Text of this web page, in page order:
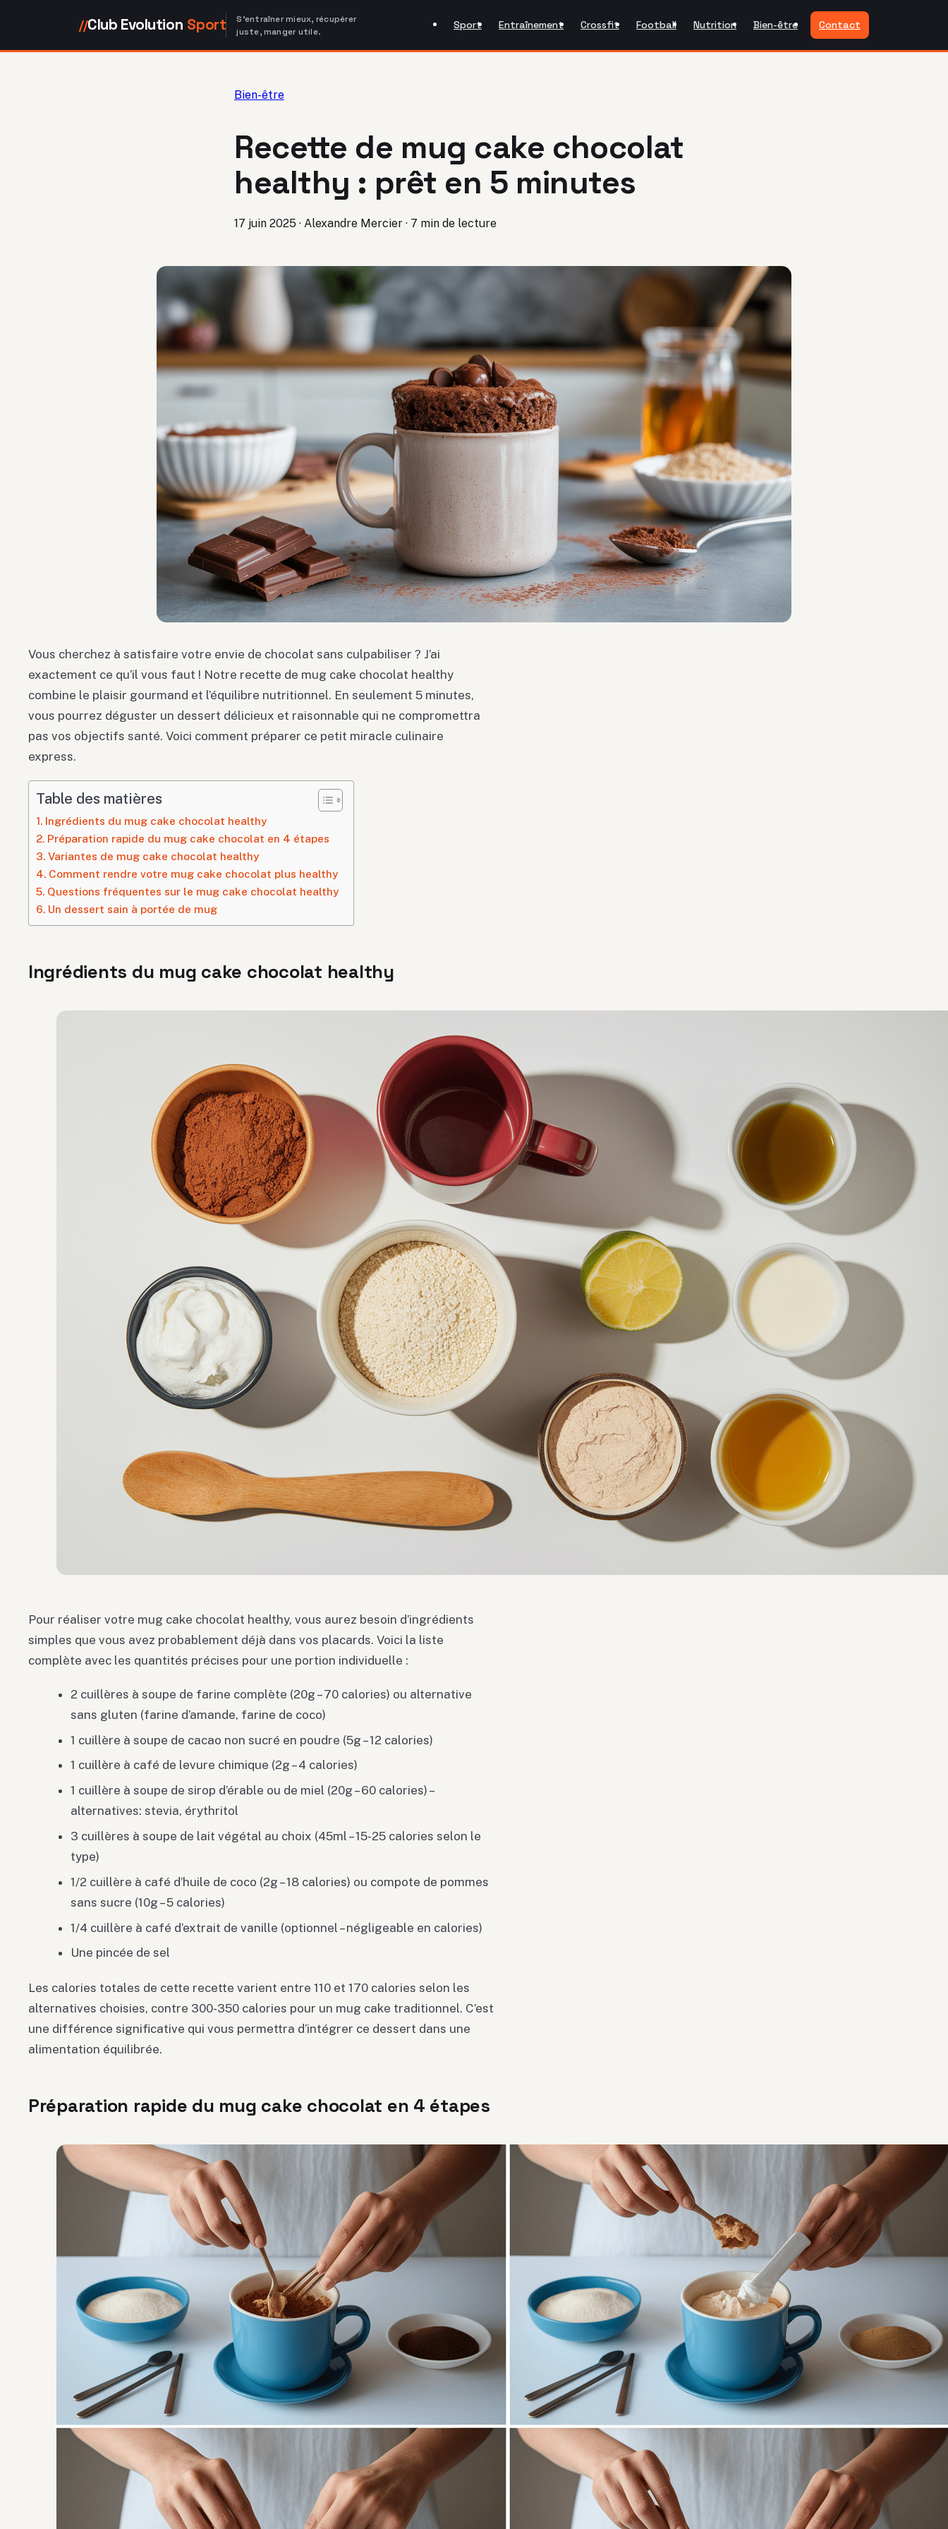
//Club Evolution Sport
S'entraîner mieux, récupérer
juste, manger utile.
Sport Entraînement Crossfit Football Nutrition Bien-être Contact
Bien-être
Recette de mug cake chocolat
healthy : prêt en 5 minutes
17 juin 2025 · Alexandre Mercier · 7 min de lecture
Vous cherchez à satisfaire votre envie de chocolat sans culpabiliser ? J’ai
exactement ce qu’il vous faut ! Notre recette de mug cake chocolat healthy
combine le plaisir gourmand et l’équilibre nutritionnel. En seulement 5 minutes,
vous pourrez déguster un dessert délicieux et raisonnable qui ne compromettra
pas vos objectifs santé. Voici comment préparer ce petit miracle culinaire
express.
Table des matières
Ingrédients du mug cake chocolat healthy
Préparation rapide du mug cake chocolat en 4 étapes
Variantes de mug cake chocolat healthy
Comment rendre votre mug cake chocolat plus healthy
Questions fréquentes sur le mug cake chocolat healthy
Un dessert sain à portée de mug
Ingrédients du mug cake chocolat healthy
Pour réaliser votre mug cake chocolat healthy, vous aurez besoin d’ingrédients
simples que vous avez probablement déjà dans vos placards. Voici la liste
complète avec les quantités précises pour une portion individuelle :
2 cuillères à soupe de farine complète (20g – 70 calories) ou alternative
sans gluten (farine d’amande, farine de coco)
1 cuillère à soupe de cacao non sucré en poudre (5g – 12 calories)
1 cuillère à café de levure chimique (2g – 4 calories)
1 cuillère à soupe de sirop d’érable ou de miel (20g – 60 calories) –
alternatives: stevia, érythritol
3 cuillères à soupe de lait végétal au choix (45ml – 15-25 calories selon le
type)
1/2 cuillère à café d’huile de coco (2g – 18 calories) ou compote de pommes
sans sucre (10g – 5 calories)
1/4 cuillère à café d’extrait de vanille (optionnel – négligeable en calories)
Une pincée de sel
Les calories totales de cette recette varient entre 110 et 170 calories selon les
alternatives choisies, contre 300-350 calories pour un mug cake traditionnel. C’est
une différence significative qui vous permettra d’intégrer ce dessert dans une
alimentation équilibrée.
Préparation rapide du mug cake chocolat en 4 étapes